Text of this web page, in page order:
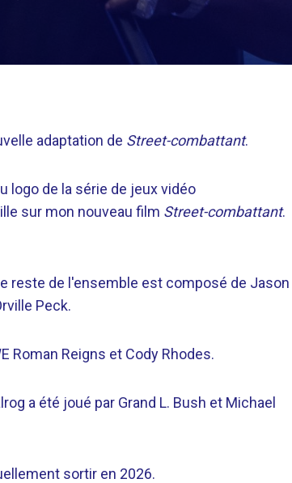
adaptation de Street-combattant.
logo de la série de jeux vidéo
sur mon nouveau film Street-combattant.
reste de l'ensemble est composé de Jason
Peck.
Roman Reigns et Cody Rhodes.
a été joué par Grand L. Bush et Michael
sortir en 2026.